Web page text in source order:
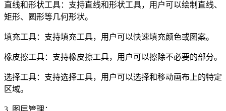
直线和形状工具：支持直线和形状工具，用户可以绘制直线、
矩形、圆形等几何形状。
填充工具：支持填充工具，用户可以快速填充颜色或图案。
橡皮擦工具：支持橡皮擦工具，用户可以擦除不必要的部分。
选择工具：支持选择工具，用户可以选择和移动画布上的特定
区域。